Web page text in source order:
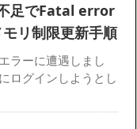
足でFatal error
リ制限更新手順
ラーに遭遇しまし
ログインしようとし